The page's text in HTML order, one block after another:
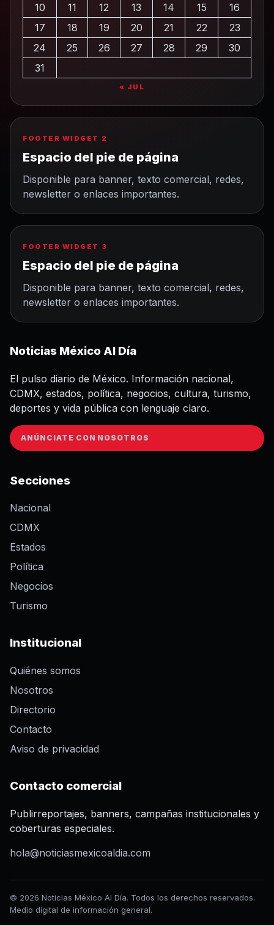
10
11 12 13 14 15
16
17
18 19 20 21 22
23
24
25 26 27 28 29
30
31
« JUL
FOOTER WIDGET 2
Espacio del pie de página
Disponible para banner, texto comercial, redes,
newsletter o enlaces importantes.
FOOTER WIDGET 3
Espacio del pie de página
Disponible para banner, texto comercial, redes,
newsletter o enlaces importantes.
Noticias México Al Día
El pulso diario de México. Información nacional,
CDMX, estados, política, negocios, cultura, turismo,
deportes y vida pública con lenguaje claro.
ANÚNCIATE CON NOSOTROS
Secciones
Nacional
CDMX
Estados
Política
Negocios
Turismo
Institucional
Quiénes somos
Nosotros
Directorio
Contacto
Aviso de privacidad
Contacto comercial
Publirreportajes, banners, campañas institucionales y
coberturas especiales.
hola@noticiasmexicoaldia.com
© 2026 Noticias México Al Día. Todos los derechos reservados.
Medio digital de información general.